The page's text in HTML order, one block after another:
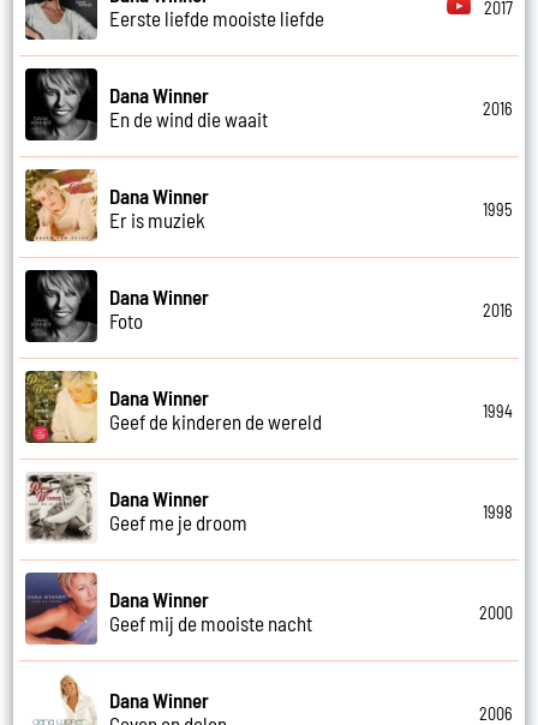
Eerste liefde mooiste liefde
2017
Dana Winner
En de wind die waait
2016
Dana Winner
Er is muziek
1995
Dana Winner
Foto
2016
Dana Winner
Geef de kinderen de wereld
1994
Dana Winner
Geef me je droom
1998
Dana Winner
Geef mij de mooiste nacht
2000
Dana Winner
2006